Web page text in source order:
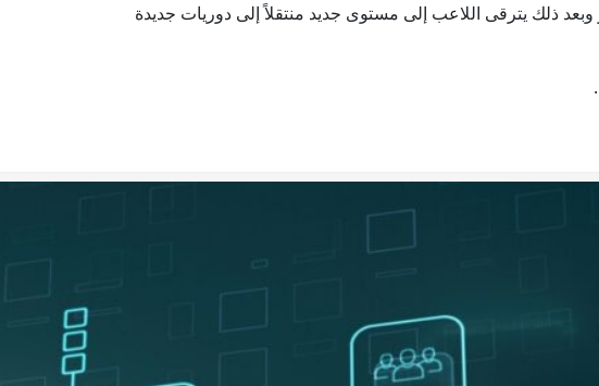
ذلك يترقى اللاعب إلى مستوى جديد منتقلاً إلى دوريات جديدة